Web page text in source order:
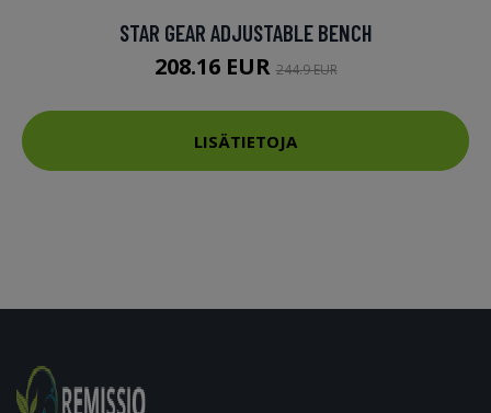
STAR GEAR ADJUSTABLE BENCH
208.16 EUR244.9 EUR
LISÄTIETOJA